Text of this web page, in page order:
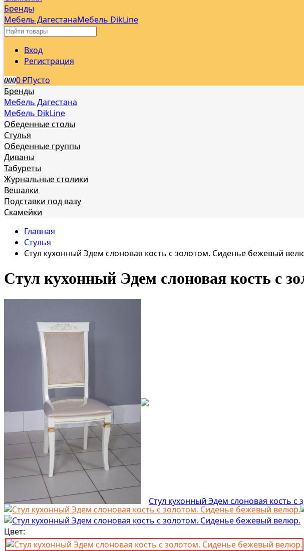
Бренды
Мебель ДагестанаМебель DikLine
Вход
Регистрация
0000 ₽Пусто
Бренды
Мебель Дагестана
Мебель DikLine
Обеденные столы
Стулья
Обеденные группы
Диваны
Табуреты
Журнальные столики
Вешалки
Подставки под вазу
Скамейки
Главная
Стулья
Стул кухонный Эдем слоновая кость с золотом. Сиденье бежевый
Стул кухонный Эдем слоновая кость с
Цвет: